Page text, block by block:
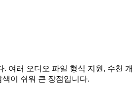
러 오디오 파일 형식 지원, 수천
이 쉬워 큰 장점입니다.